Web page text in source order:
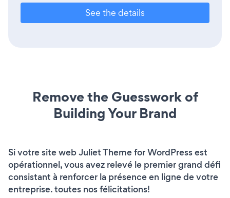
See the details
Remove the Guesswork of
Building Your Brand
Si votre site web Juliet Theme for WordPress est
opérationnel, vous avez relevé le premier grand défi
consistant à renforcer la présence en ligne de votre
entreprise. toutes nos félicitations!